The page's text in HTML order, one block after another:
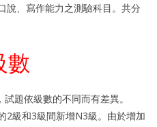
說、寫作能力之測驗科目。共分
數
題依級數的不同而有差異。
2級和3級間新增N3級。由於增加